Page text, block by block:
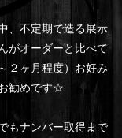
、不定期で造る展示
がオーダーと比べて
２ヶ月程度）お好み
勧めです☆
もナンバー取得まで